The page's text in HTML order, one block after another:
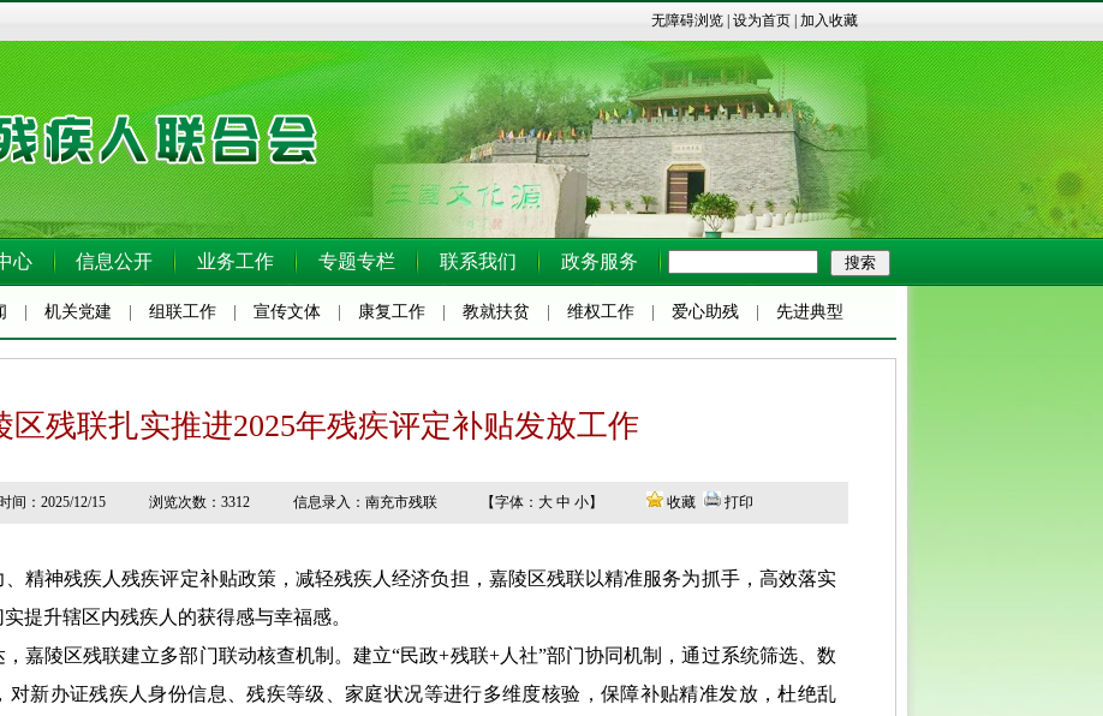
无障碍浏览 设为首页 加入收藏
心 信息公开 业务工作 专题专栏 联系我们 政务服务
机关党建 组联工作 宣传文体 康复工作 教就扶贫 维权工作 爱心助残 先进典型
区残联扎实推进2025年残疾评定补贴发放工作
间：2025/12/15 浏览次数：3312 信息录入：南充市残联 【字体： 大 中 小】 收藏 打印
精神残疾人残疾评定补贴政策，减轻残疾人经济负担，嘉陵区残联以精准服务为抓手，高效落实
提升辖区内残疾人的获得感与幸福感。
嘉陵区残联建立多部门联动核查机制。建立“民政+残联+人社”部门协同机制，通过系统筛选、数
对新办证残疾人身份信息、残疾等级、家庭状况等进行多维度核验，保障补贴精准发放，杜绝乱